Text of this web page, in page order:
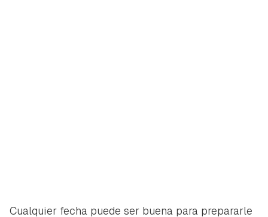
Cualquier fecha puede ser buena para prepararle